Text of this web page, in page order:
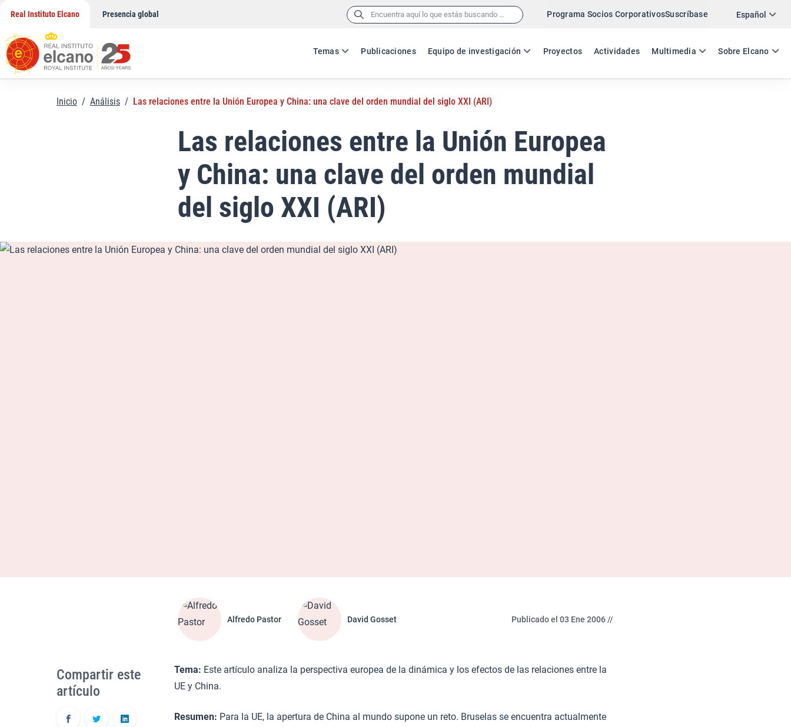
contenido
Real Instituto Elcano Presencia global Buscar: Programa Socios CorporativosSuscríbase Español
ES EN
Temas Publicaciones Equipo de investigación Proyectos Actividades Multimedia Sobre Elcano
Twitter
Inicio / Análisis / Las relaciones entre la Unión Europea y China: una clave del orden mundial del siglo XXI (ARI)
Las relaciones entre la Unión Europea
y China: una clave del orden mundial
del siglo XXI (ARI)
Alfredo Pastor David Gosset Publicado el 03 Ene 2006 //
Tema: Este artículo analiza la perspectiva europea de la dinámica y los efectos de las relaciones entre la
UE y China.
Resumen: Para la UE, la apertura de China al mundo supone un reto. Bruselas se encuentra actualmente
Compartir este
artículo